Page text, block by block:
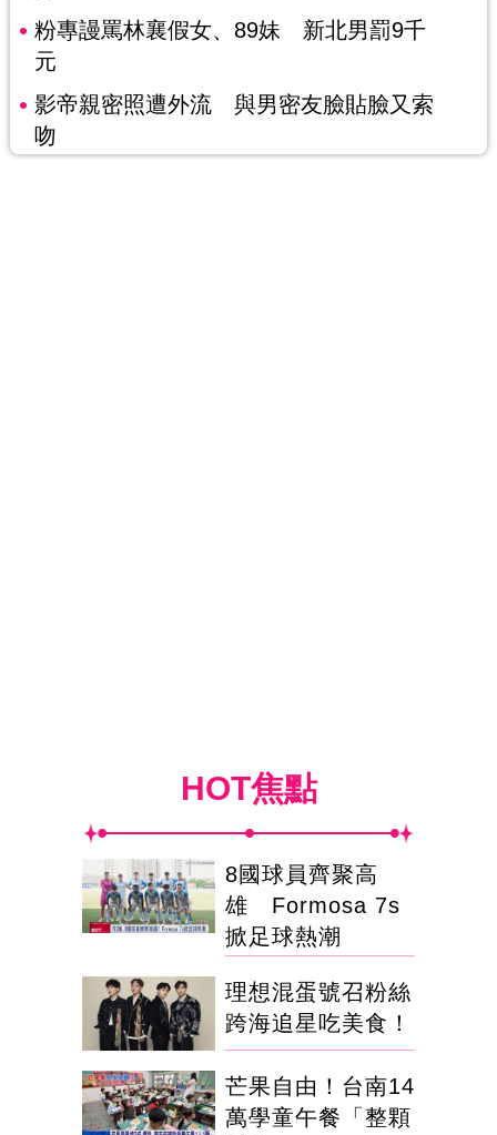
粉專謾罵林襄假女、89妹 新北男罰9千
元
影帝親密照遭外流 與男密友臉貼臉又索
吻
HOT焦點
8國球員齊聚高
雄 Formosa 7s
掀足球熱潮
理想混蛋號召粉絲
跨海追星吃美食！
芒果自由！台南14
萬學童午餐「整顆